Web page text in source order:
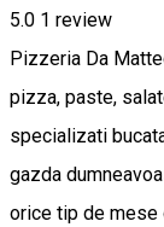
5.0 1 review
Pizzeria Da
pizza, paste,
specializati
gazda
orice tip de mese